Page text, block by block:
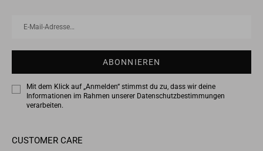
ABONNIEREN
Mit dem Klick auf „Anmelden“ stimmst du zu, dass wir deine
Informationen im Rahmen unserer Datenschutzbestimmungen
verarbeiten.
CUSTOMER CARE